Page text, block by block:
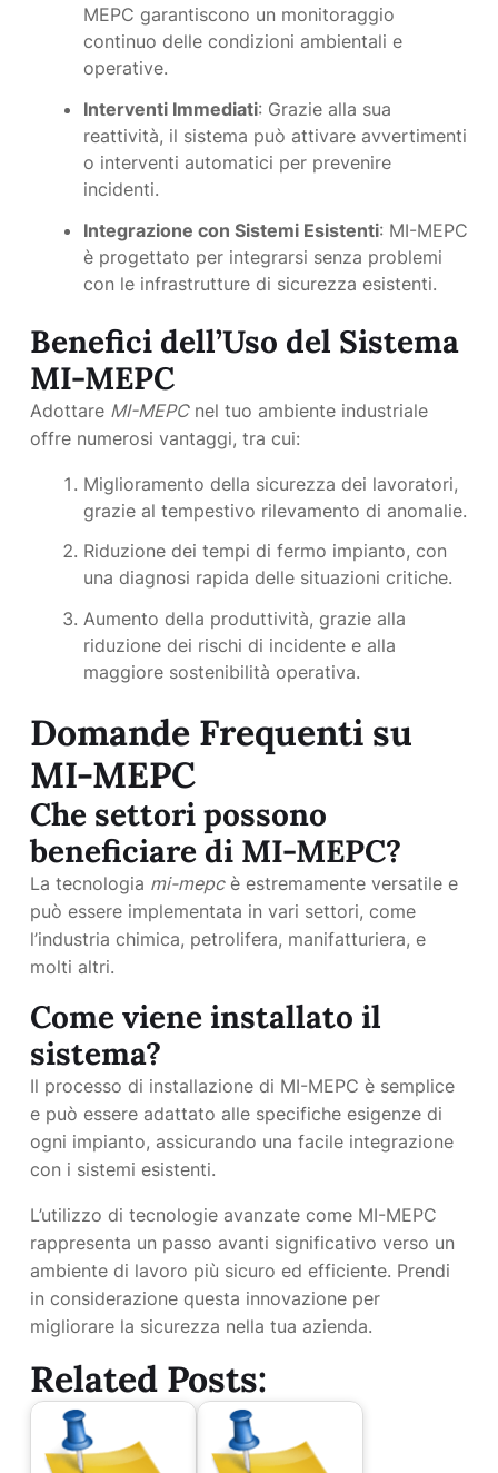
MEPC garantiscono un monitoraggio
continuo delle condizioni ambientali e
operative.
Interventi Immediati: Grazie alla sua
reattività, il sistema può attivare avvertimenti
o interventi automatici per prevenire
incidenti.
Integrazione con Sistemi Esistenti: MI-MEPC
è progettato per integrarsi senza problemi
con le infrastrutture di sicurezza esistenti.
Benefici dell’Uso del Sistema
MI-MEPC
Adottare MI-MEPCnel tuo ambiente industriale
offre numerosi vantaggi, tra cui:
Miglioramento della sicurezza dei lavoratori,
grazie al tempestivo rilevamento di anomalie.
Riduzione dei tempi di fermo impianto, con
una diagnosi rapida delle situazioni critiche.
Aumento della produttività, grazie alla
riduzione dei rischi di incidente e alla
maggiore sostenibilità operativa.
Domande Frequenti su
MI-MEPC
Che settori possono
beneficiare di MI-MEPC?
La tecnologia mi-mepcè estremamente versatile e
può essere implementata in vari settori, come
l’industria chimica, petrolifera, manifatturiera, e
molti altri.
Come viene installato il
sistema?
Il processo di installazione di MI-MEPC è semplice
e può essere adattato alle specifiche esigenze di
ogni impianto, assicurando una facile integrazione
con i sistemi esistenti.
L’utilizzo di tecnologie avanzate come MI-MEPC
rappresenta un passo avanti significativo verso un
ambiente di lavoro più sicuro ed efficiente. Prendi
in considerazione questa innovazione per
migliorare la sicurezza nella tua azienda.
Related Posts: